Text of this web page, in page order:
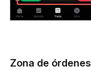
Zona de órdenes